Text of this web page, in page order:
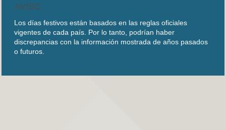
AVISO
Los días festivos están basados en las reglas oficiales
vigentes de cada país. Por lo tanto, podrían haber
discrepancias con la información mostrada de años pasados
o futuros.